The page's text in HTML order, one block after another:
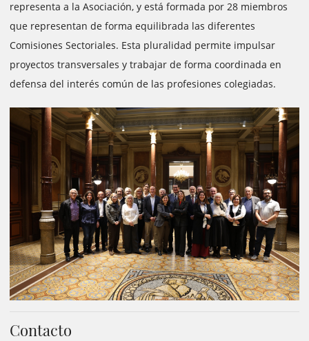
representa a la Asociación, y está formada por 28 miembros
que representan de forma equilibrada las diferentes
Comisiones Sectoriales. Esta pluralidad permite impulsar
proyectos transversales y trabajar de forma coordinada en
defensa del interés común de las profesiones colegiadas.
Contacto